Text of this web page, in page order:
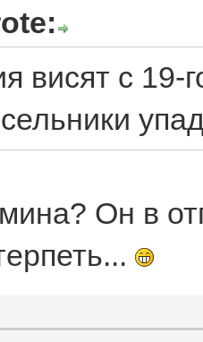
висят с
Он в